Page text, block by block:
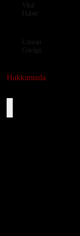
Vital
Haber
Uzman
Görüşü
Hakkımızda